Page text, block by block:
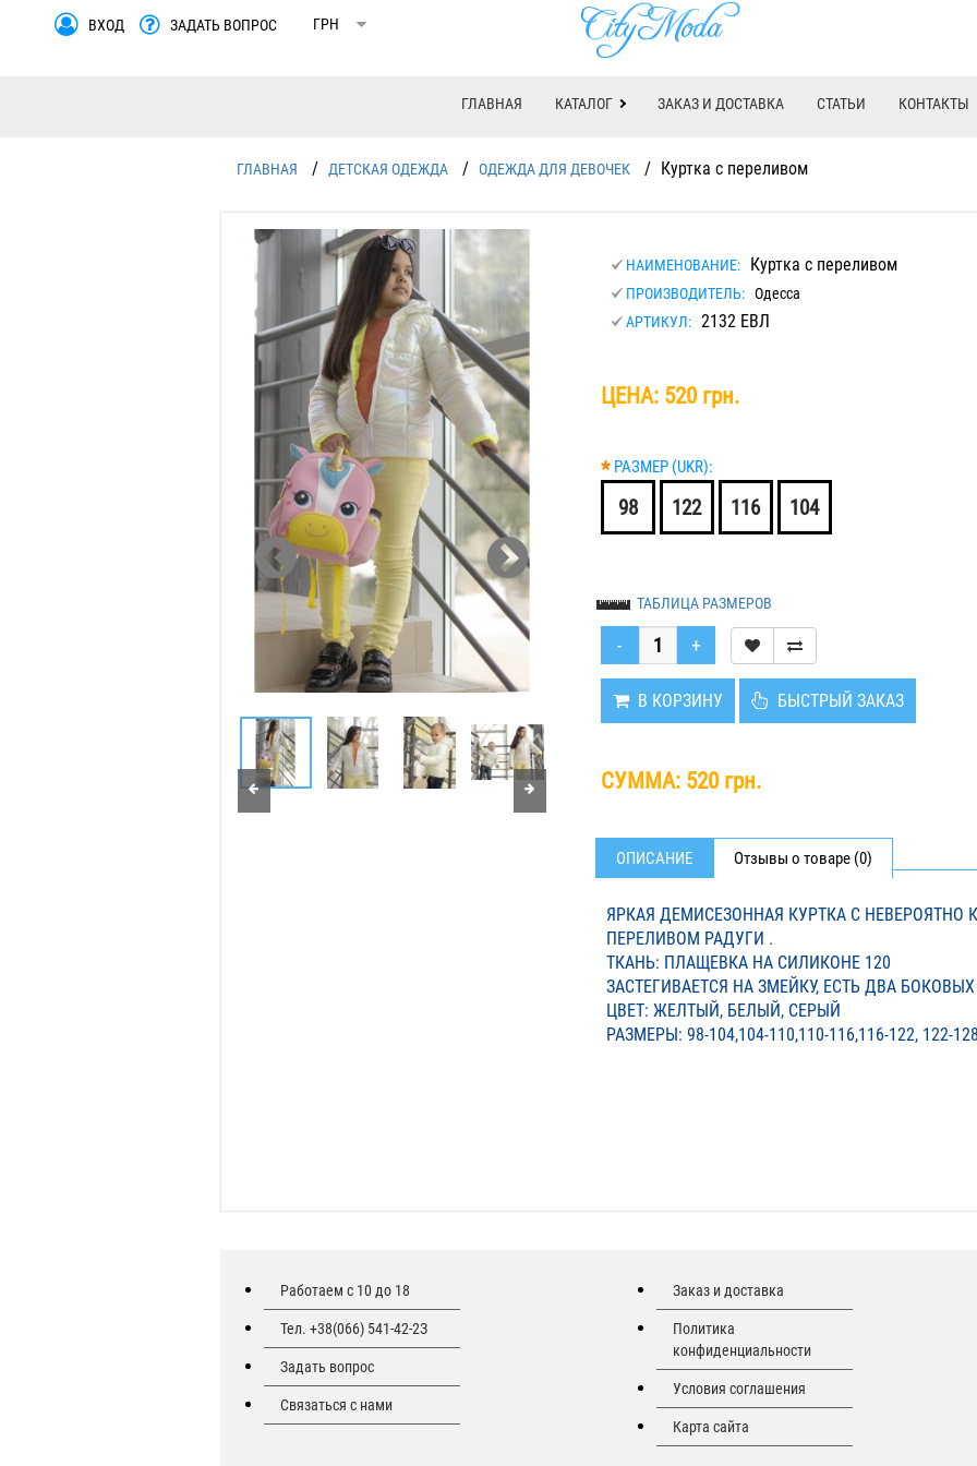
ВХОД ЗАДАТЬ ВОПРОС
ГЛАВНАЯ КАТАЛОГ ЗАКАЗ И ДОСТАВКА СТАТЬИ КОНТАКТЫ
ГЛАВНАЯ / ДЕТСКАЯ ОДЕЖДА / ОДЕЖДА ДЛЯ ДЕВОЧЕК / Куртка с переливом
НАИМЕНОВАНИЕ: Куртка с переливом
ПРОИЗВОДИТЕЛЬ: Одесса
АРТИКУЛ: 2132 ЕВЛ
ЦЕНА: 520 грн.
* РАЗМЕР (UKR):
98 122 116 104
ТАБЛИЦА РАЗМЕРОВ
В КОРЗИНУ БЫСТРЫЙ ЗАКАЗ
СУММА: 520 грн.
ОПИСАНИЕ Отзывы о товаре (0)
ЯРКАЯ ДЕМИСЕЗОННАЯ КУРТКА С НЕВЕРОЯТНО
ПЕРЕЛИВОМ РАДУГИ .
ТКАНЬ: ПЛАЩЕВКА НА СИЛИКОНЕ 120
ЗАСТЕГИВАЕТСЯ НА ЗМЕЙКУ, ЕСТЬ ДВА
ЦВЕТ: ЖЕЛТЫЙ, БЕЛЫЙ, СЕРЫЙ
РАЗМЕРЫ: 98-104,104-110,110-116,116-122, 122-128
Работаем с 10 до 18
Тел. +38(066) 541-42-2З
Задать вопрос
Связаться с нами
Заказ и доставка
Политика
конфиденциальности
Условия соглашения
Карта сайта